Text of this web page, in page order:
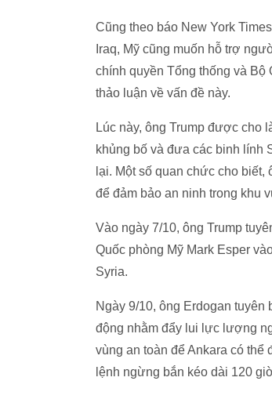
Cũng theo báo New York
Iraq, Mỹ cũng muốn hỗ trợ
chính quyền Tổng thống và Bộ
thảo luận về vấn đề này.
Lúc này, ông Trump được cho
khủng bố và đưa các binh lính
lại. Một số quan chức cho
để đảm bảo an ninh trong khu
Vào ngày 7/10, ông Trump
Quốc phòng Mỹ Mark Esper
Syria.
Ngày 9/10, ông Erdogan
động nhằm đẩy lui lực lượng
vùng an toàn để Ankara có
lệnh ngừng bắn kéo dài 120